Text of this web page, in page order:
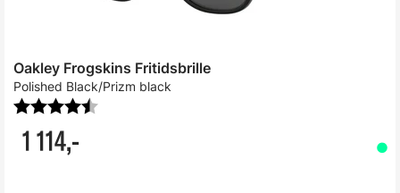
Oakley Frogskins Fritidsbrille
Polished Black/Prizm black
1 114,-
Karakter: